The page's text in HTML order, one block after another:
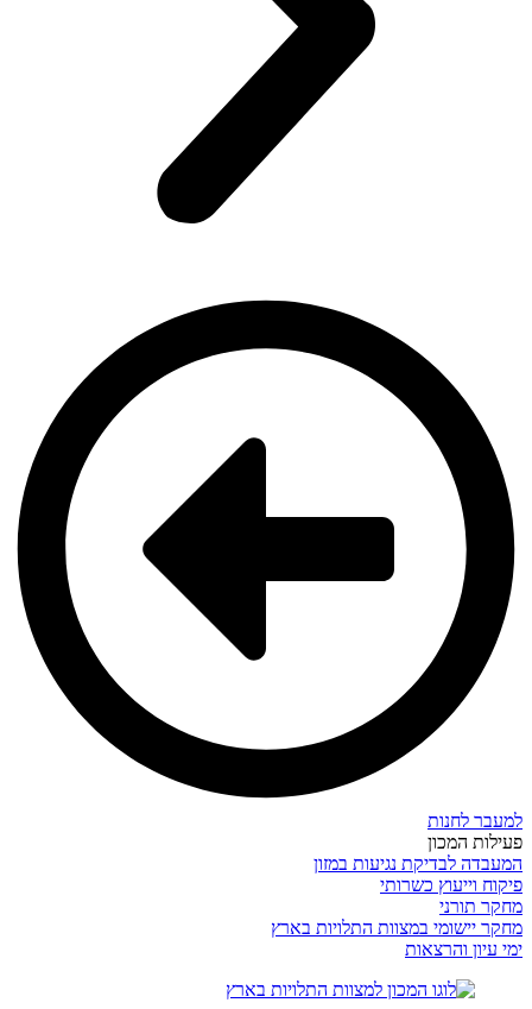
למעבר לחנות
פעילות המכון
המעבדה לבדיקת נגיעות במזון
פיקוח וייעוץ כשרותי
מחקר תורני
מחקר יישומי במצוות התלויות בארץ
ימי עיון והרצאות